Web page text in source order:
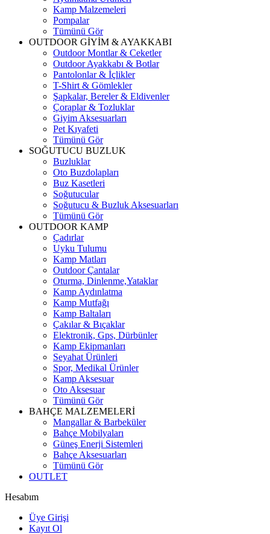
Kamp Malzemeleri
Pompalar
Tümünü Gör
OUTDOOR GİYİM & AYAKKABI
Outdoor Montlar & Ceketler
Outdoor Ayakkabı & Botlar
Pantolonlar & İçlikler
T-Shirt & Gömlekler
Şapkalar, Bereler & Eldivenler
Çoraplar & Tozluklar
Giyim Aksesuarları
Pet Kıyafeti
Tümünü Gör
SOĞUTUCU BUZLUK
Buzluklar
Oto Buzdolapları
Buz Kasetleri
Soğutucular
Soğutucu & Buzluk Aksesuarları
Tümünü Gör
OUTDOOR KAMP
Çadırlar
Uyku Tulumu
Kamp Matları
Outdoor Çantalar
Oturma, Dinlenme,Yataklar
Kamp Aydınlatma
Kamp Mutfağı
Kamp Baltaları
Çakılar & Bıçaklar
Elektronik, Gps, Dürbünler
Kamp Ekipmanları
Seyahat Ürünleri
Spor, Medikal Ürünler
Kamp Aksesuar
Oto Aksesuar
Tümünü Gör
BAHÇE MALZEMELERİ
Mangallar & Barbeküler
Bahçe Mobilyaları
Güneş Enerji Sistemleri
Bahçe Aksesuarları
Tümünü Gör
OUTLET
Hesabım
Üye Girişi
Kayıt Ol